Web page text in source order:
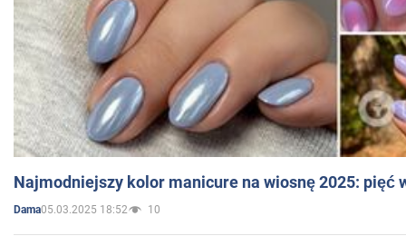
Najmodniejszy kolor manicure na wiosnę 2025: pięć
Dama05.03.2025 18:52 10